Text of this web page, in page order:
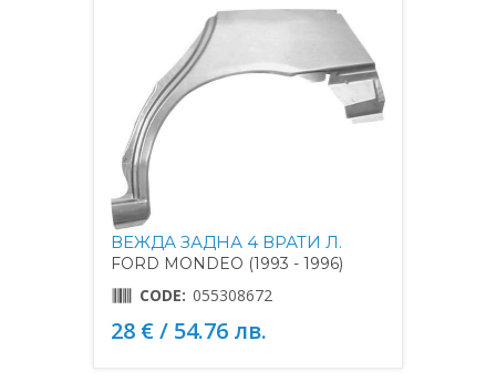
ВЕЖДА ЗАДНА 4 ВРАТИ Л.
FORD MONDEO (1993 - 1996)
CODE: 055308672
28 € / 54.76 лв.